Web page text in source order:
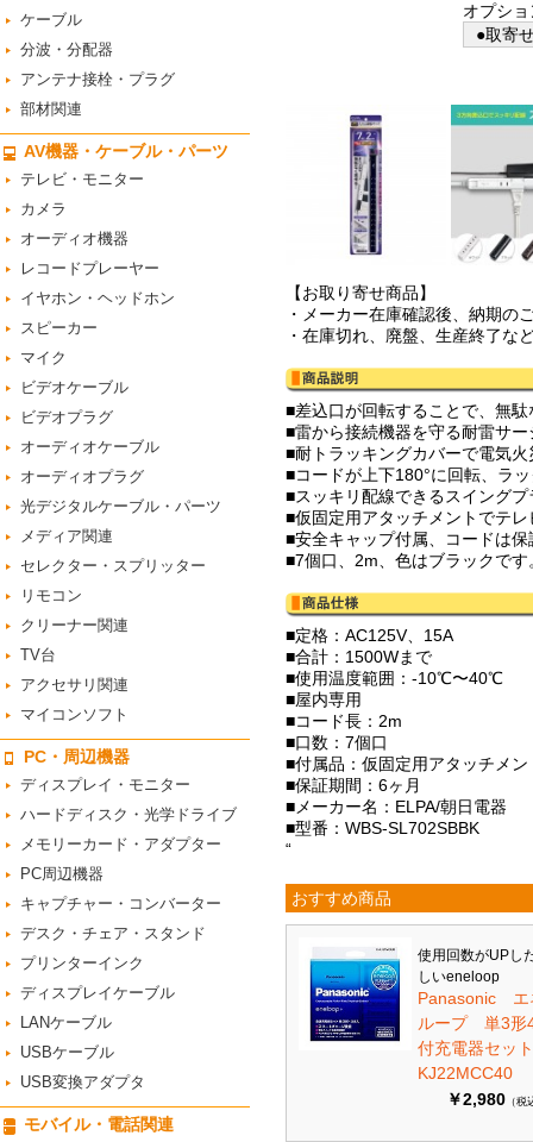
ケーブル
分波・分配器
アンテナ接栓・プラグ
部材関連
AV機器・ケーブル・パーツ
テレビ・モニター
カメラ
オーディオ機器
レコードプレーヤー
イヤホン・ヘッドホン
スピーカー
マイク
ビデオケーブル
ビデオプラグ
オーディオケーブル
オーディオプラグ
光デジタルケーブル・パーツ
メディア関連
セレクター・スプリッター
リモコン
クリーナー関連
TV台
アクセサリ関連
マイコンソフト
PC・周辺機器
ディスプレイ・モニター
ハードディスク・光学ドライブ
メモリーカード・アダプター
PC周辺機器
キャプチャー・コンバーター
デスク・チェア・スタンド
プリンターインク
ディスプレイケーブル
LANケーブル
USBケーブル
USB変換アダプタ
モバイル・電話関連
オプシ
●取寄
【お取り寄せ商品】
・メーカー在庫確認後、納期の
・在庫切れ、廃盤、生産終了な
■差込口が回転することで、無
■雷から接続機器を守る耐雷サ
■耐トラッキングカバーで電気
■コードが上下180°に回転、ラ
■スッキリ配線できるスイングプ
■仮固定用アタッチメントでテ
■安全キャップ付属、コードは
■7個口、2m、色はブラックです
■定格：AC125V、15A
■合計：1500Wまで
■使用温度範囲：-10℃〜40℃
■屋内専用
■コード長：2m
■口数：7個口
■付属品：仮固定用アタッチメ
■保証期間：6ヶ月
■メーカー名：ELPA/朝日電器
■型番：WBS-SL702SBBK
“
おすすめ商品
使用回数がUPし
しいeneloop
Panasonic エ
ループ 単3形
付充電器セッ
KJ22MCC40
￥2,980 （税